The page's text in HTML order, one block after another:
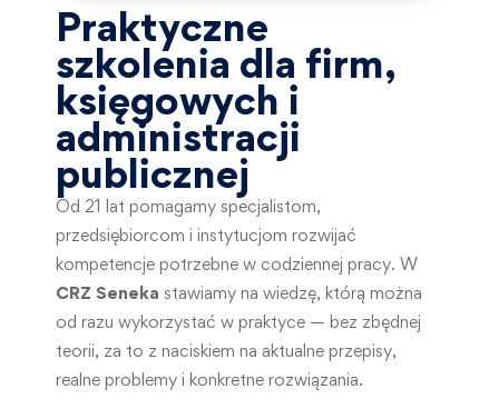
Praktyczne
szkolenia dla firm,
księgowych i
administracji
publicznej
Od 21 lat pomagamy specjalistom,
przedsiębiorcom i instytucjom rozwijać
kompetencje potrzebne w codziennej pracy. W
CRZ Seneka stawiamy na wiedzę, którą można
od razu wykorzystać w praktyce — bez zbędnej
teorii, za to z naciskiem na aktualne przepisy,
realne problemy i konkretne rozwiązania.